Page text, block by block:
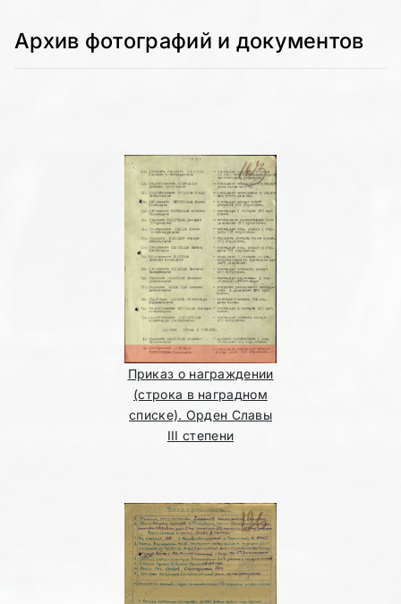
Архив фотографий и документов
Приказ о награждении
(строка в наградном
списке). Орден Славы
III степени